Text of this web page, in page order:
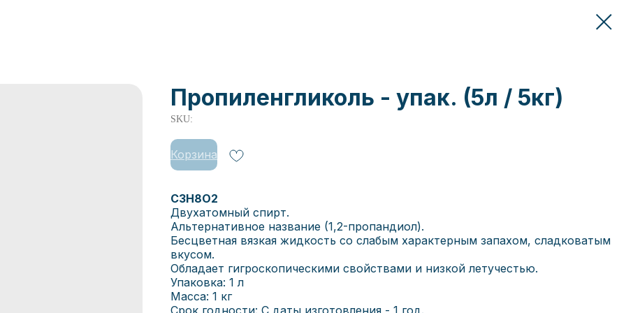
Пропиленгликоль - упак. (5л / 5кг)
SKU:
Корзина
C3H8O2
Двухатомный спирт.
Альтернативное название (1,2-пропандиол).
Бесцветная вязкая жидкость со слабым характерным запахом, сладковатым
вкусом.
Обладает гигроскопическими свойствами и низкой летучестью.
Упаковка: 1 л
Масса: 1 кг
Срок годности: С даты изготовления - 1 год.